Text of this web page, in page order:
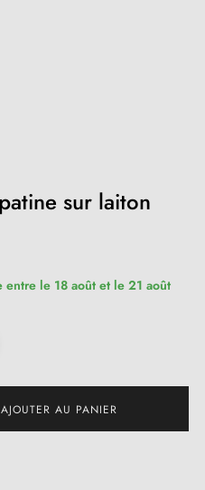
sur laiton
entre le 18 août et le 21 août
AJOUTER AU PANIER